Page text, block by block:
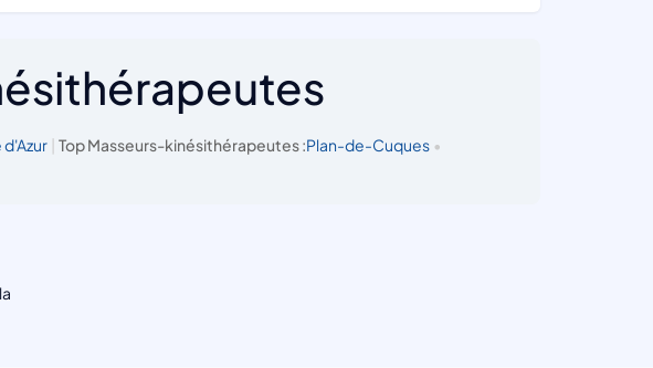
| Top Masseurs-kinésithérapeutes :Plan-de-Cuques •